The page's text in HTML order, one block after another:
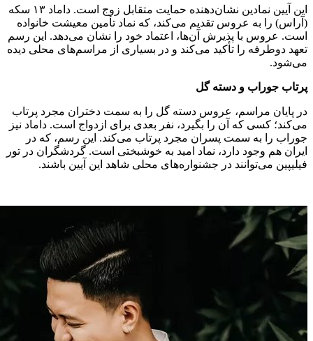
این آیین نمادین نشان‌دهنده حمایت متقابل زوج است. داماد ۱۳ سکه
(آراس) را به عروس تقدیم می‌کند، که نماد تأمین معیشت خانواده
است. عروس با پذیرش آن‌ها، اعتماد خود را نشان می‌دهد. این رسم
تعهد دوطرفه را تأکید می‌کند و در بسیاری از مراسم‌های محلی دیده
می‌شود.
پرتاب جوراب و دسته گل
در پایان مراسم، عروس دسته گل را به سمت دختران مجرد پرتاب
می‌کند؛ کسی که آن را بگیرد، نفر بعدی برای ازدواج است. داماد نیز
جوراب را به سمت پسران مجرد پرتاب می‌کند. این رسم، که در
ایران هم وجود دارد، نماد امید به خوشبختی است. گردشگران در تور
فیلیپین می‌توانند در جشنواره‌های محلی شاهد این آیین باشند.